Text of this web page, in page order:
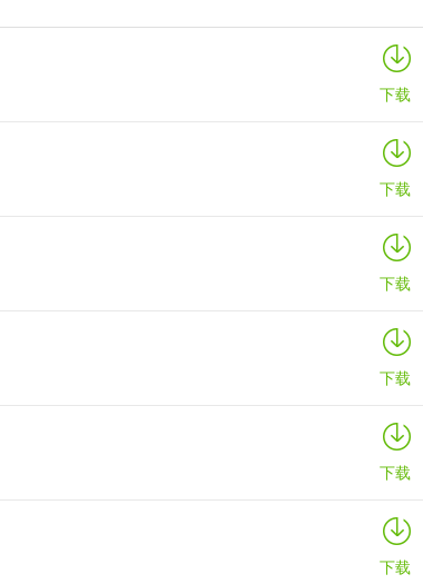
映泰Hi-Fi H77S 5.x主板BIOS
下载
下载
下载
下载
下载
下载